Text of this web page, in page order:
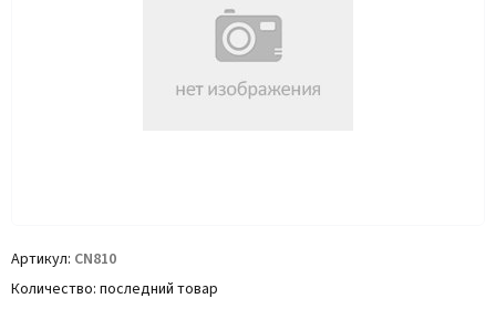
Артикул CN810
Количество последний товар